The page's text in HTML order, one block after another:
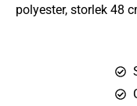
polyester, storlek 48